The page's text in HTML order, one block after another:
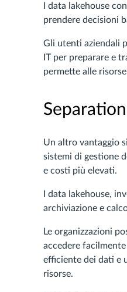
I data lakehouse
prendere decisioni
Gli utenti aziendali
IT per preparare e
permette alle
Un altro vantaggio
sistemi di gestione
e costi più elevati.
I data lakehouse,
archiviazione e
Le organizzazioni
accedere
efficiente dei dati e
risorse.